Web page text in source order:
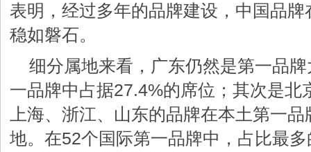
表明，经过多年的品牌建设，中国品
稳如磐石。
细分属地来看，广东仍然是第一品
一品牌中占据27.4%的席位；其次是北
上海、浙江、山东的品牌在本土第一
地。在52个国际第一品牌中，占比最